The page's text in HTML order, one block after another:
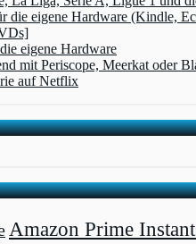
die eigene Hardware (Kindle,
eigene Hardware
mit Periscope, Meerkat oder
auf Netflix
Amazon Prime